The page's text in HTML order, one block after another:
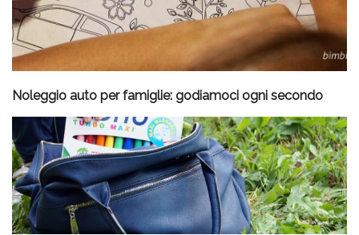
Noleggio auto per famiglie: godiamoci ogni secondo